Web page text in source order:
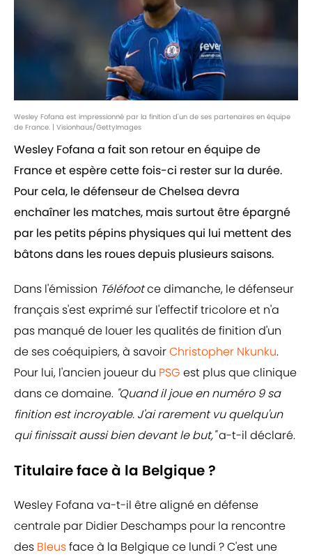
Wesley Fofana est impressionné par la finition d'un de ses partenaires en équipe
de France. | Visionhaus/GettyImages
Wesley Fofana a fait son retour en équipe de
France et espère cette fois-ci rester sur la durée.
Pour cela, le défenseur de Chelsea devra
enchaîner les matches, mais surtout être épargné
par les petits pépins physiques qui lui mettent des
bâtons dans les roues depuis plusieurs saisons.
Dans l'émission Téléfootce dimanche, le défenseur
français s'est exprimé sur l'effectif tricolore et n'a
pas manqué de louer les qualités de finition d'un
de ses coéquipiers, à savoirChristopher Nkunku.
Pour lui, l'ancien joueur du PSG est plus que clinique
dans ce domaine. "Quand il joue en numéro 9 sa
finition est incroyable. J'ai rarement vu quelqu'un
qui finissait aussi bien devant le but,"a-t-il déclaré.
Titulaire face à la Belgique ?
Wesley Fofana va-t-il être aligné en défense
centrale par Didier Deschamps pour la rencontre
des Bleusface à la Belgique ce lundi ? C'est une